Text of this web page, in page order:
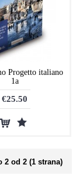
Progetto italiano
1a
€25.50
2 od 2 (1 strana)